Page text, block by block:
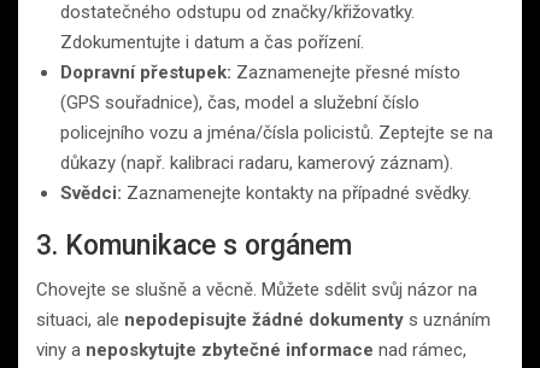
dostatečného odstupu od značky/křižovatky.
Zdokumentujte i datum a čas pořízení.
Dopravní přestupek: Zaznamenejte přesné místo
(GPS souřadnice), čas, model a služební číslo
policejního vozu a jména/čísla policistů. Zeptejte se na
důkazy (např. kalibraci radaru, kamerový záznam).
Svědci: Zaznamenejte kontakty na případné svědky.
3. Komunikace s orgánem
Chovejte se slušně a věcně. Můžete sdělit svůj názor na
situaci, ale nepodepisujte žádné dokumenty s uznáním
viny a neposkytujte zbytečné informace nad rámec,